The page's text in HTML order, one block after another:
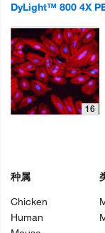
DyLight™ 800 4X
16
种属
Chicken
Human